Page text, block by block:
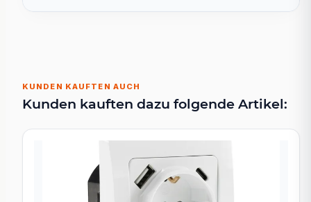
KUNDEN KAUFTEN AUCH
Kunden kauften dazu folgende Artikel: